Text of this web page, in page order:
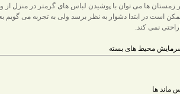
زمستان ها می توان با پوشیدن لباس های گرمتر در منزل از
است در ابتدا دشوار به نظر برسد ولی به تجربه می
نمی کند.
محیط های بسته
ماند ها